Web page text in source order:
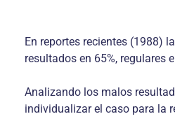
En reportes recientes (1988)
resultados en 65%, regulares
Analizando los malos
individualizar el caso para la